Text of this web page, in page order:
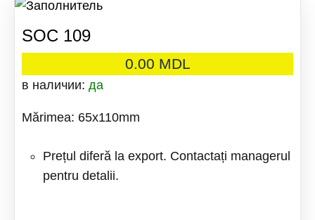
SOC 109
0.00 MDL
в наличии: да
Mărimea: 65x110mm
Prețul diferă la export. Contactați managerul
pentru detalii.